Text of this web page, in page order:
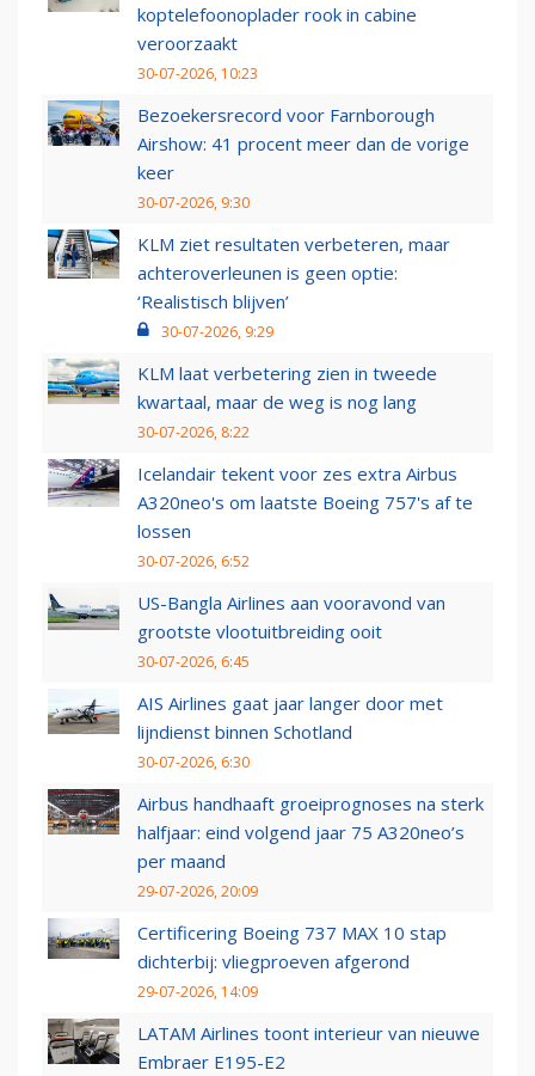
koptelefoonoplader rook in cabine
veroorzaakt
30-07-2026, 10:23
Bezoekersrecord voor Farnborough
Airshow: 41 procent meer dan de vorige
keer
30-07-2026, 9:30
KLM ziet resultaten verbeteren, maar
achteroverleunen is geen optie:
‘Realistisch blijven’
30-07-2026, 9:29
KLM laat verbetering zien in tweede
kwartaal, maar de weg is nog lang
30-07-2026, 8:22
Icelandair tekent voor zes extra Airbus
A320neo's om laatste Boeing 757's af te
lossen
30-07-2026, 6:52
US-Bangla Airlines aan vooravond van
grootste vlootuitbreiding ooit
30-07-2026, 6:45
AIS Airlines gaat jaar langer door met
lijndienst binnen Schotland
30-07-2026, 6:30
Airbus handhaaft groeiprognoses na sterk
halfjaar: eind volgend jaar 75 A320neo’s
per maand
29-07-2026, 20:09
Certificering Boeing 737 MAX 10 stap
dichterbij: vliegproeven afgerond
29-07-2026, 14:09
LATAM Airlines toont interieur van nieuwe
Embraer E195-E2